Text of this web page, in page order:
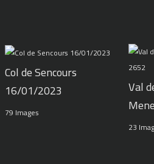
Col de Sencours
16/01/2023
79 Images
Val
23